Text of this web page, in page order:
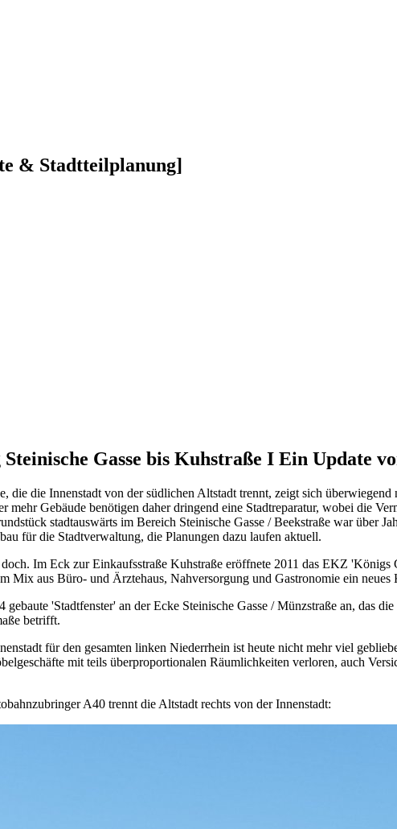
& Stadtteilplanung]
Gasse bis Kuhstraße I Ein Update
die die Innenstadt von der südlichen Altstadt trennt, zeigt sich
mehr Gebäude benötigen daher dringend eine Stadtreparatur, wobei die
stadtauswärts im Bereich Steinische Gasse / Beekstraße war über
für die Stadtverwaltung, die Planungen dazu laufen aktuell.
Im Eck zur Einkaufsstraße Kuhstraße eröffnete 2011 das EKZ 'Königs
Mix aus Büro- und Ärztehaus, Nahversorgung und Gastronomie ein neues
gebaute 'Stadtfenster' an der Ecke Steinische Gasse / Münzstraße an, das
betrifft.
für den gesamten linken Niederrhein ist heute nicht mehr viel
mit teils überproportionalen Räumlichkeiten verloren, auch
A40 trennt die Altstadt rechts von der Innenstadt: